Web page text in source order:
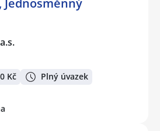
Kč Plný úvazek